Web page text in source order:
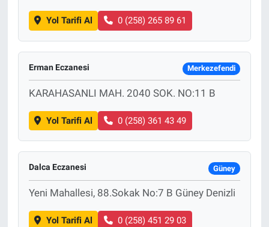
Yol Tarifi Al 0 (258) 265 89 61
Erman Eczanesi Merkezefendi
KARAHASANLI MAH. 2040 SOK. NO:11 B
Yol Tarifi Al 0 (258) 361 43 49
Dalca Eczanesi Güney
Yeni Mahallesi, 88.Sokak No:7 B Güney Denizli
Yol Tarifi Al 0 (258) 451 29 03